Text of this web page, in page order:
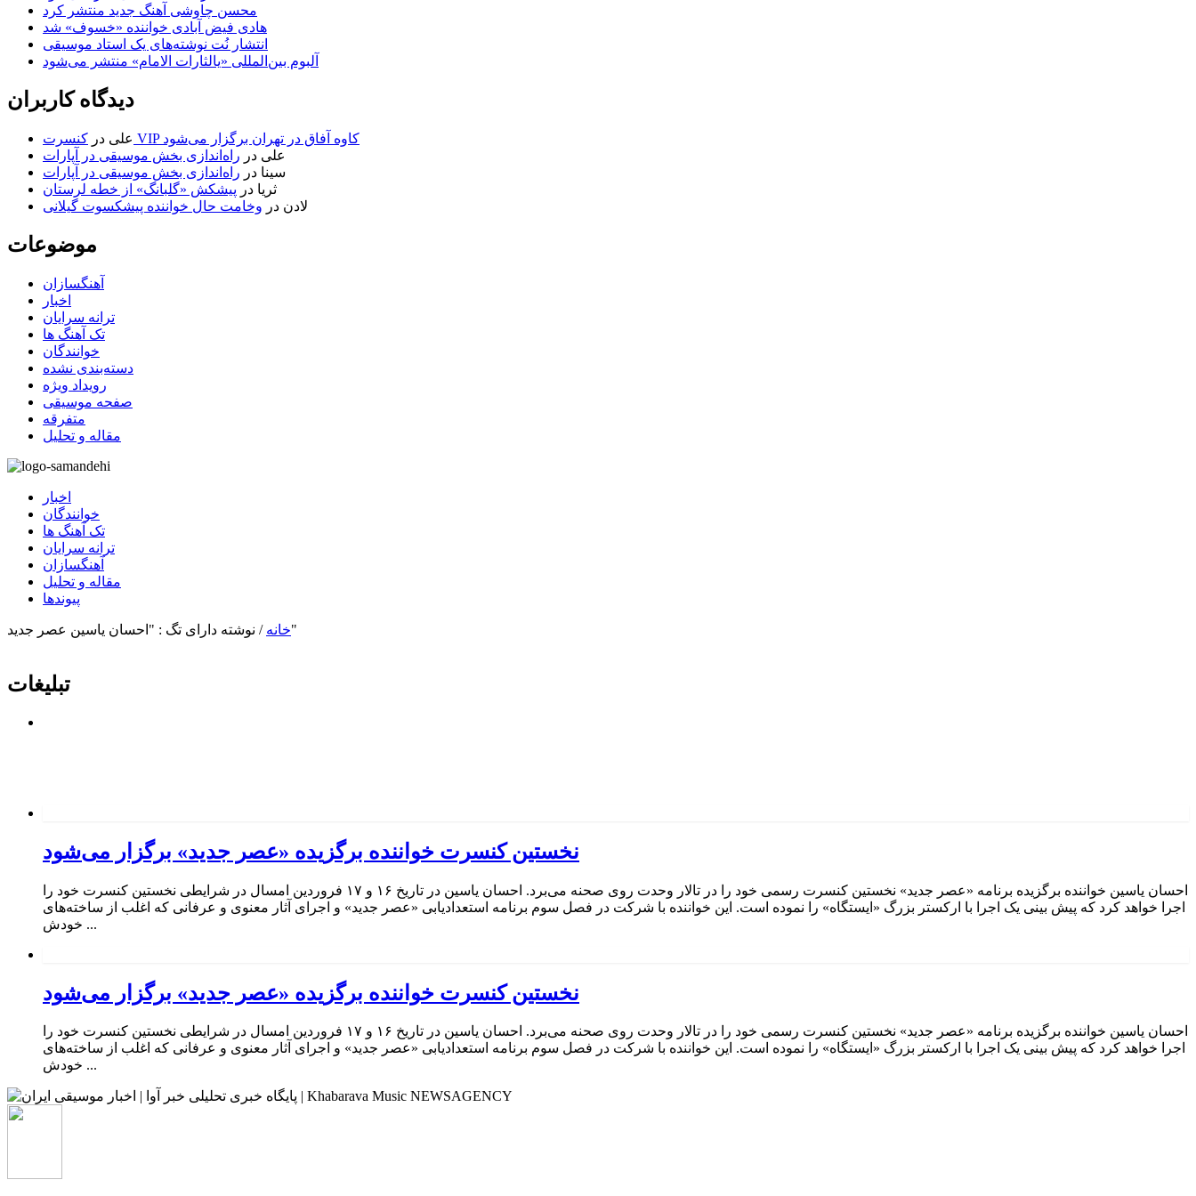
محسن چاوشی آهنگ جدید منتشر کرد
هادی فیض آبادی خواننده «خسوف» شد
انتشار نُت نوشته‌های یک استاد موسیقی
آلبوم بین‌المللی «یالثارات الامام» منتشر می‌شود
دیدگاه کاربران
علی در
کنسرت VIP کاوه آفاق در تهران برگزار می‌شود
علی در راه‌اندازی بخش موسیقی در آپارات
سینا در راه‌اندازی بخش موسیقی در آپارات
ثریا در پیشکش «گلبانگ» از خطه لرستان
لادن در وخامت حال خواننده پیشکسوت گیلانی
موضوعات
آهنگسازان
اخبار
ترانه سرایان
تک آهنگ ها
خوانندگان
دسته‌بندی نشده
رویداد ویژه
صفحه موسیقی
متفرقه
مقاله و تحلیل
اخبار
خوانندگان
تک آهنگ ها
ترانه سرایان
آهنگسازان
مقاله و تحلیل
پیوندها
خانه / نوشته دارای تگ : "احسان یاسین عصر جدید"
تبلیغات
نخستین کنسرت خواننده برگزیده «عصر جدید» برگزار می‌شود
احسان یاسین خواننده برگزیده برنامه «عصر جدید» نخستین کنسرت رسمی خود را در تالار وحدت روی صحنه می‌برد. احسان یاسین در تاریخ ۱۶ و ۱۷ فروردین امسال در شرایطی نخستین کنسرت خود را
اجرا خواهد کرد که پیش بینی یک اجرا با ارکستر بزرگ «ایستگاه» را نموده است. این خواننده با شرکت در فصل سوم برنامه استعدادیابی «عصر جدید» و اجرای آثار معنوی و عرفانی که اغلب از ساخته‌های
خودش ...
نخستین کنسرت خواننده برگزیده «عصر جدید» برگزار می‌شود
احسان یاسین خواننده برگزیده برنامه «عصر جدید» نخستین کنسرت رسمی خود را در تالار وحدت روی صحنه می‌برد. احسان یاسین در تاریخ ۱۶ و ۱۷ فروردین امسال در شرایطی نخستین کنسرت خود را
اجرا خواهد کرد که پیش بینی یک اجرا با ارکستر بزرگ «ایستگاه» را نموده است. این خواننده با شرکت در فصل سوم برنامه استعدادیابی «عصر جدید» و اجرای آثار معنوی و عرفانی که اغلب از ساخته‌های
خودش ...